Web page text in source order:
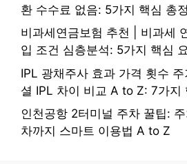
환 수수료 없음: 5가지 핵심 총
비과세연금보험 추천 | 비과세
입 조건 심층분석: 5가지 핵심
IPL 광채주사 효과 가격 횟수
셜 IPL 차이 비교 A to Z: 7가지
인천공항 2터미널 주차 꿀팁:
차까지 스마트 이용법 A to Z